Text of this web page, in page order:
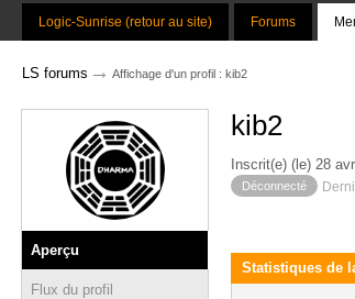
Logic-Sunrise (retour au site) Forums
LS forums → Affichage d'un profil : kib2
Aperçu
Flux du profil
kib2
Inscrit(e) (le) 28
Déconnecté
Statistiques de